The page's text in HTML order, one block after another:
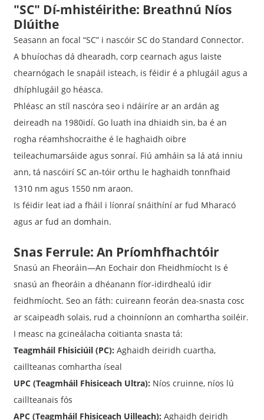
"SC" Dí-mhistéirithe: Breathnú Níos
Dlúithe
Seasann an focal “SC” i nascóir SC do Standard Connector.
A bhuíochas dá dhearadh, corp cearnach agus laiste
chearnógach le snapáil isteach, is féidir é a phlugáil agus a
dhíphlugáil go héasca.
Phléasc an stíl nascóra seo i ndáiríre ar an ardán ag
deireadh na 1980idí. Go luath ina dhiaidh sin, ba é an
rogha réamhshocraithe é le haghaidh oibre
teileachumarsáide agus sonraí. Fiú amháin sa lá atá inniu
ann, tá nascóirí SC an-tóir orthu le haghaidh tonnfhaid
1310 nm agus 1550 nm araon.
Is féidir leat iad a fháil i líonraí snáithíní ar fud Mharacó
agus ar fud an domhain.
Snas Ferrule: An Príomhfhachtóir
Snasú an Fheoráin—An Eochair don Fheidhmíocht Is é
snasú an fheoráin a dhéanann fíor-idirdhealú idir
feidhmíocht. Seo an fáth: cuireann feorán dea-snasta cosc ​​
ar scaipeadh solais, rud a choinníonn an comhartha soiléir.
I measc na gcineálacha coitianta snasta tá:
Teagmháil Fhisiciúil (PC): Aghaidh deiridh cuartha,
caillteanas comhartha íseal
UPC (Teagmháil Fhisiceach Ultra): Níos cruinne, níos lú
caillteanais fós
APC (Teagmháil Fhisiceach Uilleach): Aghaidh deiridh